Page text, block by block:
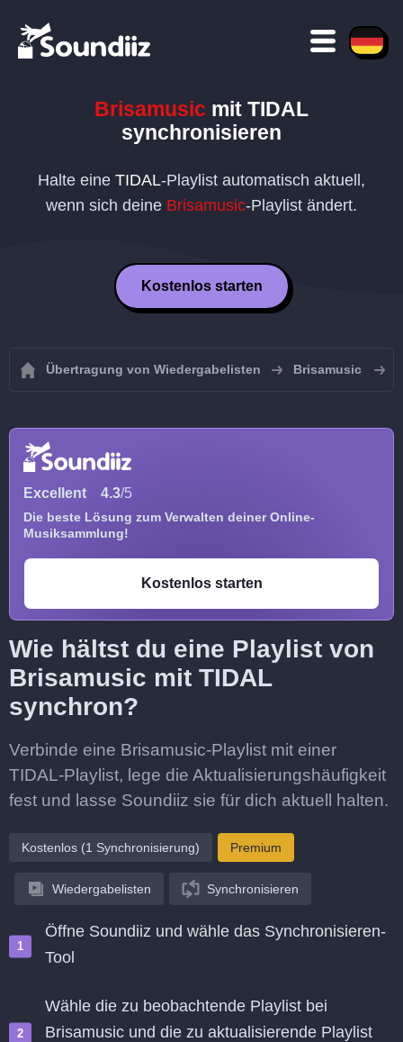
Brisamusic mit TIDAL
synchronisieren
Halte eine TIDAL-Playlist automatisch aktuell,
wenn sich deine Brisamusic-Playlist ändert.
Kostenlos starten
Übertragung von Wiedergabelisten Brisamusic
Excellent 4.3/5
Die beste Lösung zum Verwalten deiner Online-
Musiksammlung!
Kostenlos starten
Wie hältst du eine Playlist von
Brisamusic mit TIDAL
synchron?
Verbinde eine Brisamusic-Playlist mit einer
TIDAL-Playlist, lege die Aktualisierungshäufigkeit
fest und lasse Soundiiz sie für dich aktuell halten.
Kostenlos (1 Synchronisierung) Premium
Wiedergabelisten Synchronisieren
Öffne Soundiiz und wähle das Synchronisieren-
Tool
Wähle die zu beobachtende Playlist bei
Brisamusic und die zu aktualisierende Playlist